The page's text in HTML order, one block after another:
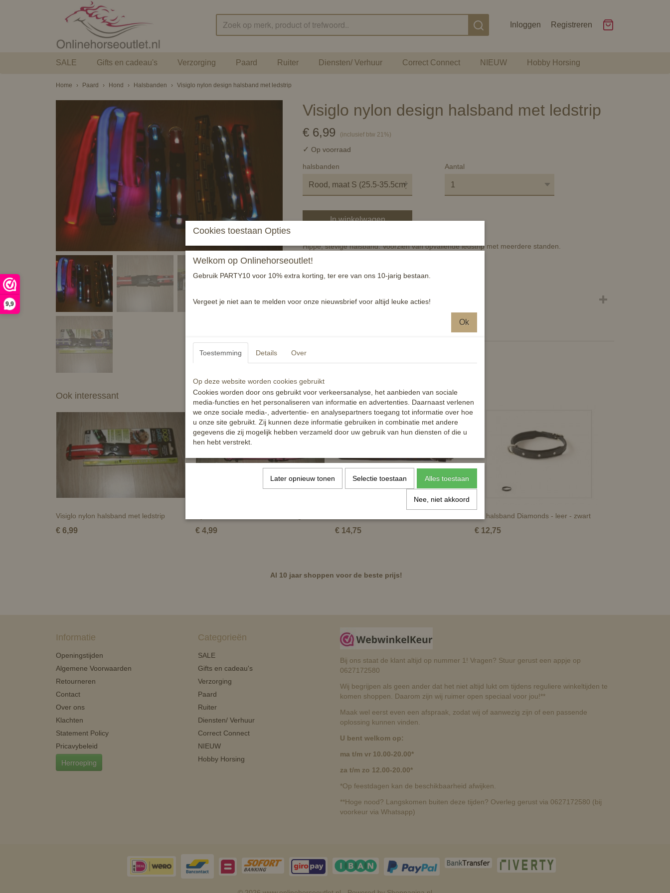
9,9
Inloggen Registreren
SALE Gifts en cadeau's Verzorging Paard Ruiter Diensten/ Verhuur Correct Connect NIEUW Hobby Horsing
Home › Paard › Hond › Halsbanden › Visiglo nylon design halsband met ledstrip
Visiglo nylon design halsband met ledstrip
€ 6,99 (inclusief btw 21%)
✓ Op voorraad
halsbanden Aantal
In winkelwagen
Hippe, stevige halsband. Voorzien van opvallende ledstrip met meerdere standen.
Eenvoudig te bedienen.
Kleur geel, rood en paars.
Reacties
Ook interessant
Visiglo nylon halsband met ledstrip
€ 6,99 € 4,99 € 14,75
HB halsband Diamonds - leer - zwart
€ 12,75
Al 10 jaar shoppen voor de beste prijs!
Informatie
Openingstijden
Algemene Voorwaarden
Retourneren
Contact
Over ons
Klachten
Statement Policy
Pricavybeleid
Herroeping
Categorieën
SALE
Gifts en cadeau's
Verzorging
Paard
Ruiter
Diensten/ Verhuur
Correct Connect
NIEUW
Hobby Horsing
Bij ons staat de klant altijd op nummer 1! Vragen? Stuur gerust een appje op
0627172580
Wij begrijpen als geen ander dat het niet altijd lukt om tijdens reguliere winkeltijden te
komen shoppen. Daarom zijn wij ruimer open speciaal voor jou!**
Maak wel eerst even een afspraak, zodat wij of aanwezig zijn of een passende
oplossing kunnen vinden.
U bent welkom op:
ma t/m vr 10.00-20.00*
za t/m zo 12.00-20.00*
*Op feestdagen kan de beschikbaarheid afwijken.
**Hoge nood? Langskomen buiten deze tijden? Overleg gerust via 0627172580 (bij
voorkeur via Whatsapp)
Cookies toestaan Opties
Welkom op Onlinehorseoutlet!
Gebruik PARTY10 voor 10% extra korting, ter ere van ons 10-jarig bestaan.
Vergeet je niet aan te melden voor onze nieuwsbrief voor altijd leuke acties!
Ok
Toestemming Details Over
Op deze website worden cookies gebruikt
Cookies worden door ons gebruikt voor verkeersanalyse, het aanbieden van sociale
media-functies en het personaliseren van informatie en advertenties. Daarnaast verlenen
we onze sociale media-, advertentie- en analysepartners toegang tot informatie over hoe
u onze site gebruikt. Zij kunnen deze informatie gebruiken in combinatie met andere
gegevens die zij mogelijk hebben verzameld door uw gebruik van hun diensten of die u
hen hebt verstrekt.
Later opnieuw tonen Selectie toestaan Alles toestaan
Nee, niet akkoord